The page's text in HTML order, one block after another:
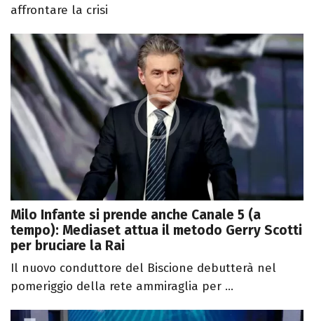
affrontare la crisi
Milo Infante si prende anche Canale 5 (a
tempo): Mediaset attua il metodo Gerry Scotti
per bruciare la Rai
Il nuovo conduttore del Biscione debutterà nel
pomeriggio della rete ammiraglia per ...